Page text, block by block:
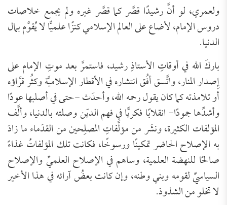
ولعمري، لو أنَّ رشيدًا قصَّر كما قصَّر غيره ولم يجمع خلاصات
دروس الإمام، لأضاع على العالم الإسلامي كنزًا علميًّا لا يُقوَّم بمال
الدنيا.
باركَ الله في أوقاتِ الأستاذِ رشيد، فاستمرَّ بعد موتِ الإمام على
إِصدار المنار، واتَّسق أفُق انتشاره في الأقطار الإسلاميَّة وكثُر قرَّاؤه
أو تلامذته كما كان يقول رحمه الله، وأحدَث -حتى في أصلبها عودًا
وأشدِّها جمودًا- انقلابًا فكريًّا في فهم الديّن وصلته بالدنيا، وألَّف
المؤلفات الكثيرة، ونشَر من مؤلَّفاتِ المصلِحين من القدَماء ما زادَ
به الإصلاح الحاضر تمكينًا ورسوخًا، فكانت تلك المؤلفاتُ غذاءً
صالحًا للنهضة العلمية، وساهم في الإصلاح العلميِّ والإصلاح
السياسيِّ لقومه وبني وطنه، وإن كانت بعضُ آرائه في هذا الأخير
لا تخلو من الشذوذ.